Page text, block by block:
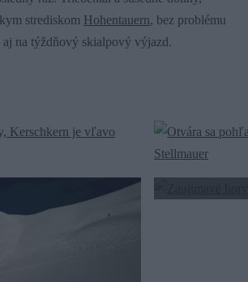
strediskom Hohentauern, bez problému
aj na týždňový skialpový výjazd.